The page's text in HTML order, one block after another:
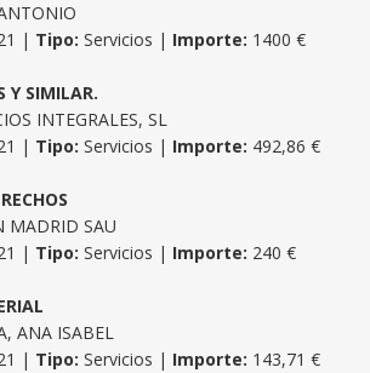
| Tipo: Servicios | Importe: 1400 €
Y SIMILAR.
INTEGRALES, SL
| Tipo: Servicios | Importe: 492,86 €
MADRID SAU
| Tipo: Servicios | Importe: 240 €
ANA ISABEL
| Tipo: Servicios | Importe: 143,71 €